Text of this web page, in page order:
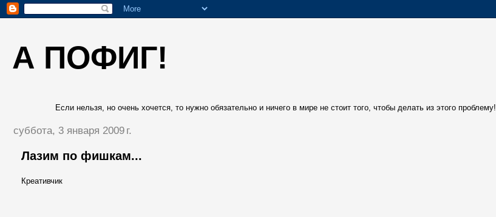
А ПОФИГ!
Если нельзя, но очень хочется, то нужно обязательно и ничего в мире не стоит того, чтобы делать из этого проблему!
суббота, 3 января 2009 г.
Лазим по фишкам...
Креативчик